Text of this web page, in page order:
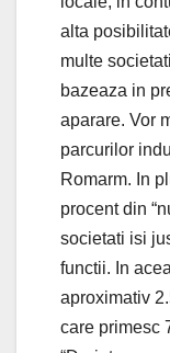
alta
multe
bazeaza in
aparare. Vor
parcurilor
Romarm. In
procent din
societati isi
functii. In
aproximativ
care primesc